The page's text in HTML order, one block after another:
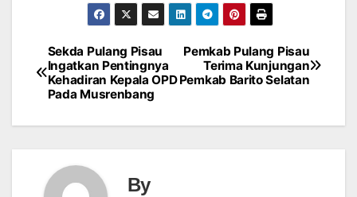
Post
navigation
Pemkab Pulang Pisau
Terima Kunjungan
Pemkab Barito Selatan
Sekda Pulang Pisau
Ingatkan Pentingnya
Kehadiran Kepala OPD
Pada Musrenbang
By